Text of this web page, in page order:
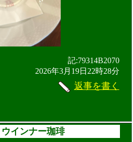
記:79314B2070
2026年3月19日22時28分
返事を書く
ウインナー珈琲